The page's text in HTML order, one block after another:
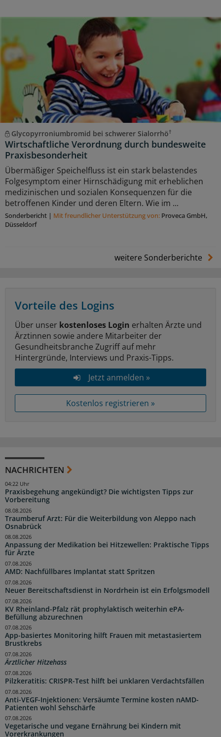
Glycopyrroniumbromid bei schwerer Sialorrhö†
Wirtschaftliche Verordnung durch bundesweite
Praxisbesonderheit
Übermäßiger Speichelfluss ist ein stark belastendes
Folgesymptom einer Hirnschädigung mit erheblichen
medizinischen und sozialen Konsequenzen für die
betroffenen Kinder und deren Eltern. Wie im ...
Sonderbericht | Mit freundlicher Unterstützung von: Proveca GmbH,
Düsseldorf
weitere Sonderberichte
Vorteile des Logins
Über unser kostenloses Login erhalten Ärzte und
Ärztinnen sowie andere Mitarbeiter der
Gesundheitsbranche Zugriff auf mehr
Hintergründe, Interviews und Praxis-Tipps.
Jetzt anmelden »
Kostenlos registrieren »
NACHRICHTEN
Praxisbegehung angekündigt? Die wichtigsten Tipps zur
Vorbereitung
04:22 Uhr
Traumberuf Arzt: Für die Weiterbildung von Aleppo nach
Osnabrück
08.08.2026
Anpassung der Medikation bei Hitzewellen: Praktische Tipps
für Ärzte
08.08.2026
AMD: Nachfüllbares Implantat statt Spritzen
07.08.2026
Neuer Bereitschaftsdienst in Nordrhein ist ein Erfolgsmodell
07.08.2026
KV Rheinland-Pfalz rät prophylaktisch weiterhin ePA-
Befüllung abzurechnen
07.08.2026
App-basiertes Monitoring hilft Frauen mit metastasiertem
Brustkrebs
07.08.2026
Ärztlicher Hitzehass
07.08.2026
Pilzkeratitis: CRISPR-Test hilft bei unklaren Verdachtsfällen
07.08.2026
Anti-VEGF-Injektionen: Versäumte Termine kosten nAMD-
Patienten wohl Sehschärfe
07.08.2026
Vegetarische und vegane Ernährung bei Kindern mit
Vorerkrankungen
07.08.2026